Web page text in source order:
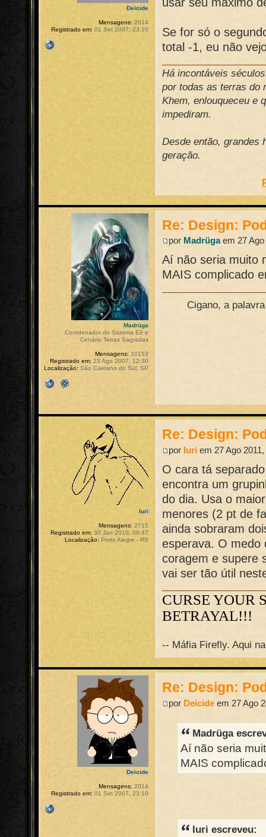
Se for só o
total -1, eu não
Há incontáveis
por todas as terras do
Khem, enlouqueceu e
impediram.
Desde então, grandes
geração.
Deicide
Mensagens: 2014
Registrado em: 01 Set 2007, 23:10
Re: Design:
por Madrügaem 27 Ago
Aí não seria muito
MAIS complicado
Cigano, a
Madrüga
Coordenador do Sistema E8 e
Cenário Terras Sagradas
Mensagens: 10153
Registrado em: 23 Ago 2007, 12:30
Localização: São Caetano do Sul, SP
Re: Design:
por Iuri em 27 Ago
O cara tá
encontra um
do dia. Usa o
menores (2 pt de
ainda sobraram
esperava. O medo
coragem e supere
vai ser tão útil
CURSE YOUR
BETRAYAL!!!
-- Máfia Firefly. Aqui
Iuri
Mensagens: 2715
Registrado em: 30 Jan 2010, 09:47
Localização: Porto Alegre - RS
Re: Design:
por Deicide em 27 Ago
Madrüga
Aí não seria
MAIS
Iuri escreveu:
Deicide
Mensagens: 2014
Registrado em: 01 Set 2007, 23:10